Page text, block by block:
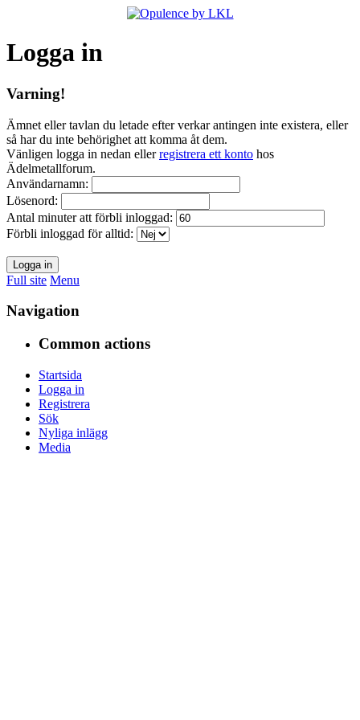
Logga in
Varning!
Ämnet eller tavlan du letade efter verkar antingen inte existera, eller
så har du inte behörighet att komma åt dem.
Vänligen logga in nedan ellerregistrera ett konto hos
Ädelmetallforum.
Användarnamn:
Lösenord:
Antal minuter att förbli inloggad:
Förbli inloggad för alltid:
Full site Menu
Navigation
Common actions
Startsida
Logga in
Registrera
Sök
Nyliga inlägg
Media